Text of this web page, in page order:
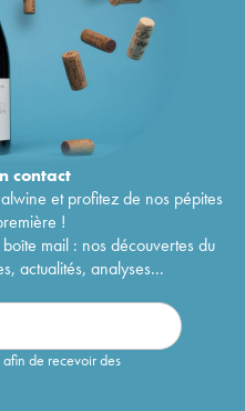
contact
et profitez de nos pépites
!
mail : nos découvertes du
actualités, analyses...
de recevoir des